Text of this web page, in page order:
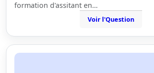
formation d'assitant en…
Voir l'Question